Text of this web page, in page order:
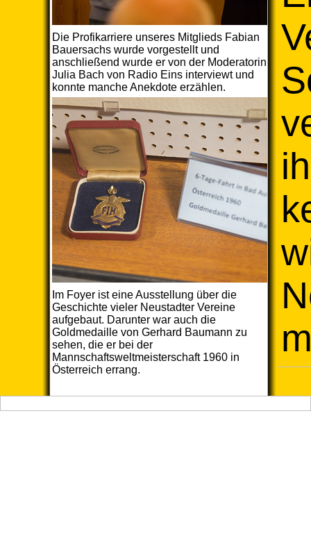
Die Profikarriere unseres Mitglieds Fabian
Bauersachs wurde vorgestellt und
anschließend wurde er von der Moderatorin
Julia Bach von Radio Eins interviewt und
konnte manche Anekdote erzählen.
Im Foyer ist eine Ausstellung über die
Geschichte vieler Neustadter Vereine
aufgebaut. Darunter war auch die
Goldmedaille von Gerhard Baumann zu
sehen, die er bei der
Mannschaftsweltmeisterschaft 1960 in
Österreich errang.